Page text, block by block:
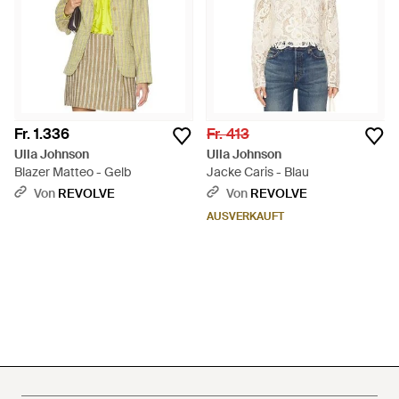
Fr. 1.336
Ulla Johnson
Blazer Matteo - Gelb
Von REVOLVE
Fr. 413
Ulla Johnson
Jacke Caris - Blau
Von REVOLVE
AUSVERKAUFT